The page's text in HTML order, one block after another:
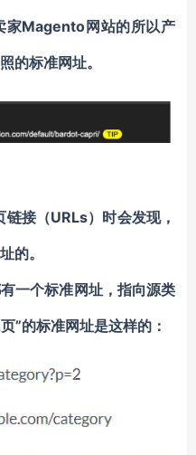
家Magento网站的所以产
的标准网址。
接（URLs）时会发现，
的。
一个标准网址，指向源类
”的标准网址是这样的：